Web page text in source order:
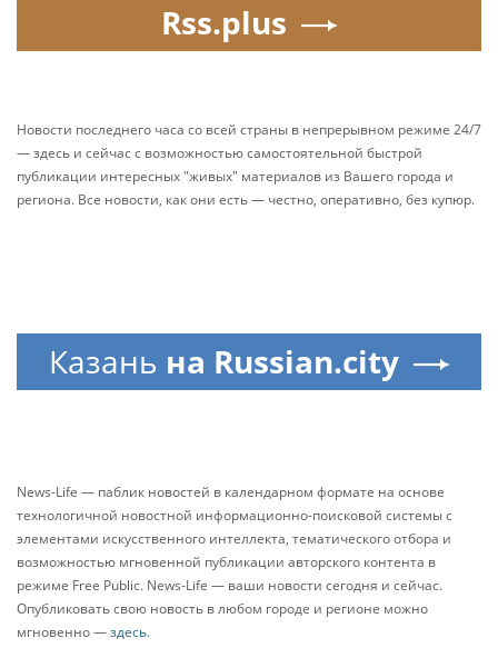
Rss.plus
Новости последнего часа со всей страны в непрерывном режиме 24/7
— здесь и сейчас с возможностью самостоятельной быстрой
публикации интересных "живых" материалов из Вашего города и
региона. Все новости, как они есть — честно, оперативно, без купюр.
Казань на Russian.city
News-Life — паблик новостей в календарном формате на основе
технологичной новостной информационно-поисковой системы с
элементами искусственного интеллекта, тематического отбора и
возможностью мгновенной публикации авторского контента в
режиме Free Public. News-Life — ваши новости сегодня и сейчас.
Опубликовать свою новость в любом городе и регионе можно
мгновенно —здесь.